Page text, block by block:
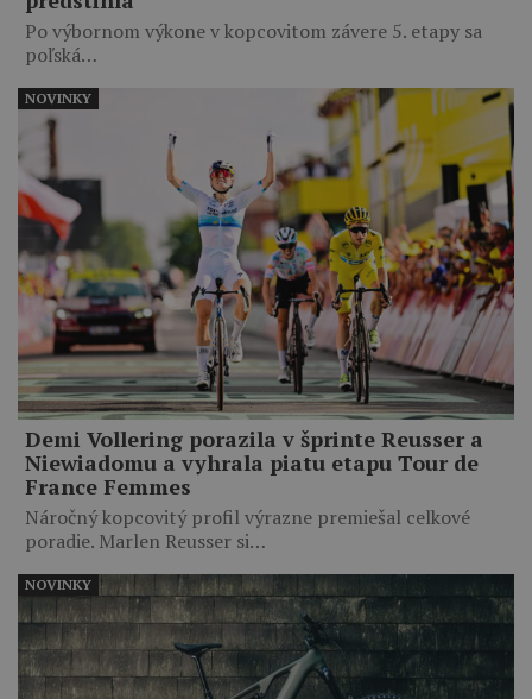
Po výbornom výkone v kopcovitom závere 5. etapy sa
poľská…
Demi Vollering porazila v šprinte Reusser a
Niewiadomu a vyhrala piatu etapu Tour de
France Femmes
Náročný kopcovitý profil výrazne premiešal celkové
poradie. Marlen Reusser si…
NOVINKY
NOVINKY